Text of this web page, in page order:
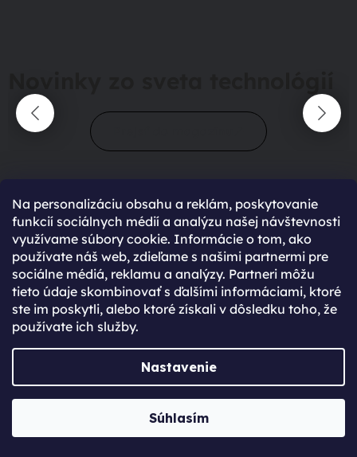
Na personalizáciu obsahu a reklám, poskytovanie
funkcií sociálnych médií a analýzu našej návštevnosti
využívame súbory cookie. Informácie o tom, ako
používate náš web, zdieľame s našimi partnermi pre
sociálne médiá, reklamu a analýzy. Partneri môžu
tieto údaje skombinovať s ďalšími informáciami, ktoré
ste im poskytli, alebo ktoré získali v dôsledku toho, že
používate ich služby.
Nastavenie
Súhlasím
90 % spokojení zákazníci
428 hodnocení
maximální spokojenost